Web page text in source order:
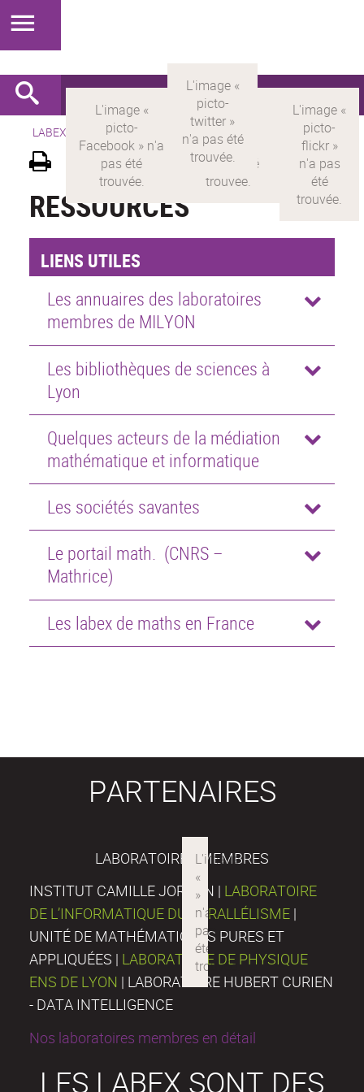
LABEX > LABEX MILYON Version française Ressources
RESSOURCES
LIENS UTILES
Les annuaires des laboratoires
membres de MILYON
Les bibliothèques de sciences à
Lyon
Quelques acteurs de la médiation
mathématique et informatique
Les sociétés savantes
Le portail math. (CNRS –
Mathrice)
Les labex de maths en France
PARTENAIRES
LABORATOIRES MEMBRES
INSTITUT CAMILLE JORDAN | LABORATOIRE
DE L’INFORMATIQUE DU PARALLÉLISME |
UNITÉ DE MATHÉMATIQUES PURES ET
APPLIQUÉES | LABORATOIRE DE PHYSIQUE
ENS DE LYON | LABORATOIRE HUBERT CURIEN
- DATA INTELLIGENCE
Nos laboratoires membres en détail
LES LABEX SONT DES